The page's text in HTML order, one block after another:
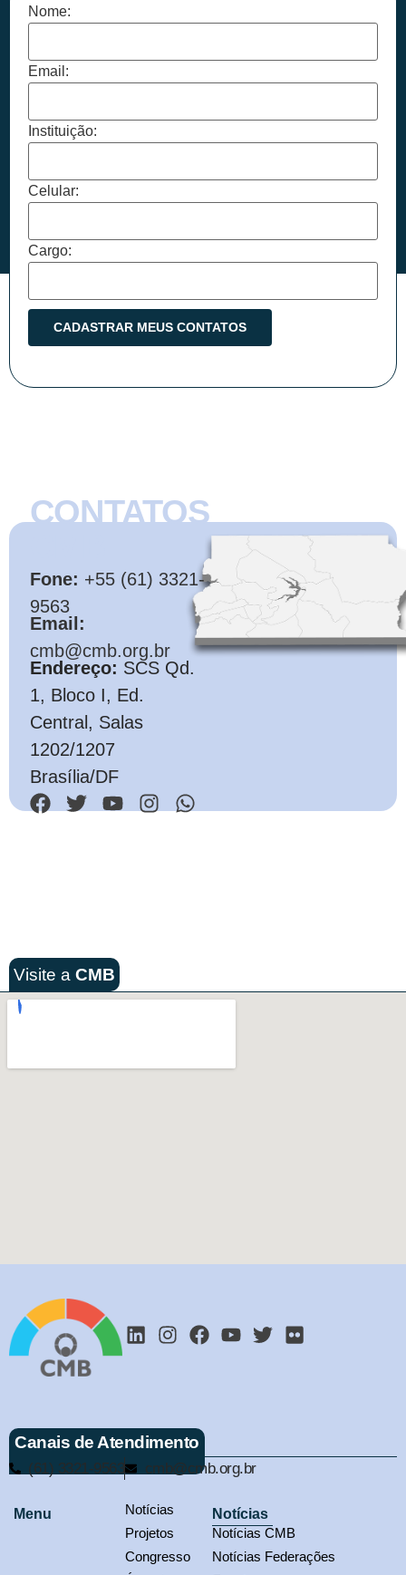
Nome:
Email:
Instituição:
Celular:
Cargo:
CONTATOS
Fone: +55 (61) 3321-
9563
Email:
cmb@cmb.org.br
Endereço: SCS Qd.
1, Bloco I, Ed.
Central, Salas
1202/1207
Brasília/DF
Visite a CMB
Canais de Atendimento
(61) 3321-9563 cmb@cmb.org.br
Menu
Notícias
Projetos
Congresso
Notícias
Notícias CMB
Notícias Federações